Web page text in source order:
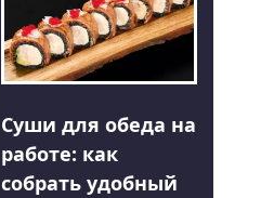
Суши для обеда на
работе: как
собрать удобный